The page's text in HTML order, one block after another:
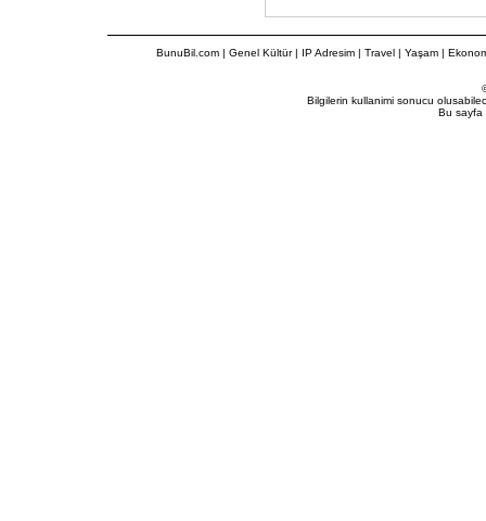
BunuBil.com| Genel Kültür| IP Adresim| Travel| Yaşam |
Bilgilerin kullanimi sonucu
Bu sayfa